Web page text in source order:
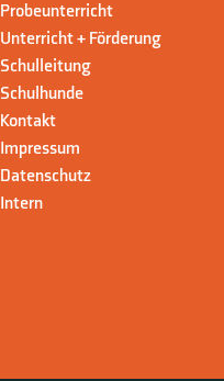
Probeunterricht
Unterricht + Förderung
Schulleitung
Schulhunde
Kontakt
Impressum
Datenschutz
Intern